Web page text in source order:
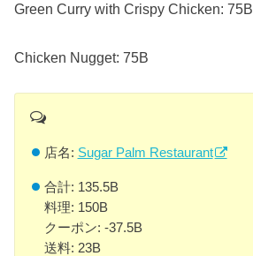
Green Curry with Crispy Chicken: 75B
Chicken Nugget: 75B
店名: Sugar Palm Restaurant
合計: 135.5B
料理: 150B
クーポン: -37.5B
送料: 23B